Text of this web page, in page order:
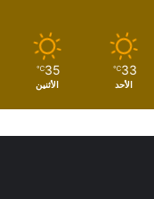
33
℃
الأحد
35
℃
الأثنين